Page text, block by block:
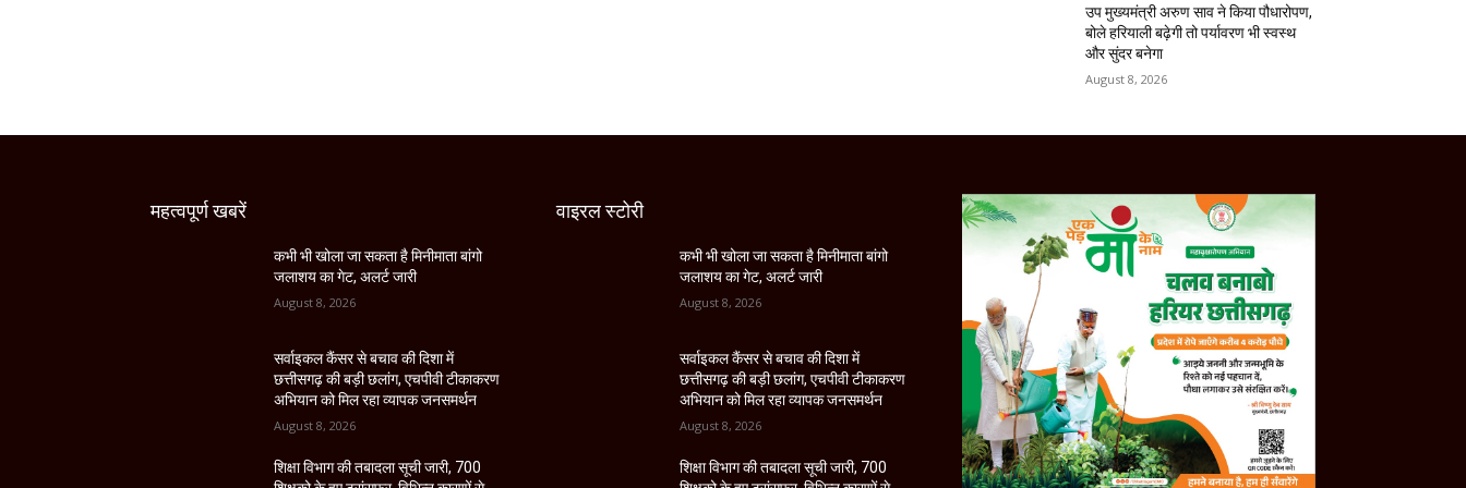
उप मुख्यमंत्री अरुण साव ने किया पौधारोपण,
बोले हरियाली बढ़ेगी तो पर्यावरण भी स्वस्थ
और सुंदर बनेगा
August 8, 2026
महत्वपूर्ण खबरें
कभी भी खोला जा सकता है मिनीमाता बांगो
जलाशय का गेट, अलर्ट जारी
August 8, 2026
सर्वाइकल कैंसर से बचाव की दिशा में
छत्तीसगढ़ की बड़ी छलांग, एचपीवी टीकाकरण
अभियान को मिल रहा व्यापक जनसमर्थन
August 8, 2026
शिक्षा विभाग की तबादला सूची जारी, 700
वाइरल स्टोरी
कभी भी खोला जा सकता है मिनीमाता बांगो
जलाशय का गेट, अलर्ट जारी
August 8, 2026
सर्वाइकल कैंसर से बचाव की दिशा में
छत्तीसगढ़ की बड़ी छलांग, एचपीवी टीकाकरण
अभियान को मिल रहा व्यापक जनसमर्थन
August 8, 2026
शिक्षा विभाग की तबादला सूची जारी, 700